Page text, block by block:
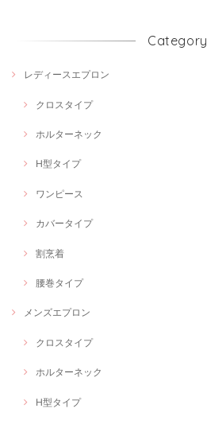
Category
レディースエプロン
クロスタイプ
ホルターネック
H型タイプ
ワンピース
カバータイプ
割烹着
腰巻タイプ
メンズエプロン
クロスタイプ
ホルターネック
H型タイプ